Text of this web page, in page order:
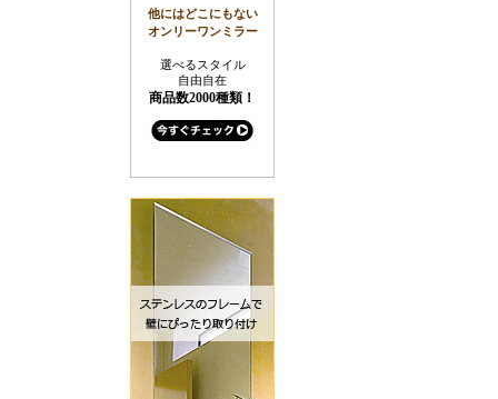
他にはどこにもない
オンリーワンミラー
選べるスタイル
自由自在
商品数2000種類！